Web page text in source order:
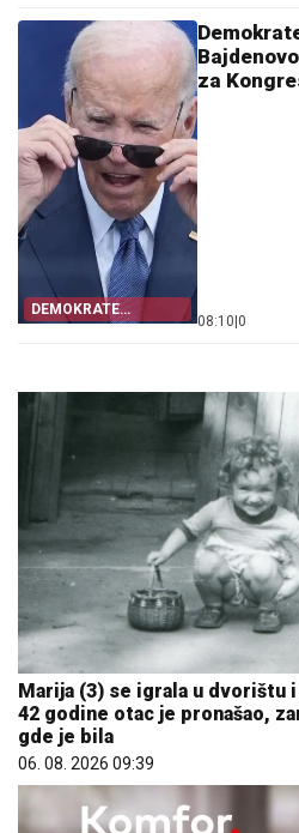
DEMOKRATE
STRAHUJU
za
08:10 0
Marija (3) se igrala u dvorištu
42 godine otac je pronašao,
gde je bila
06. 08. 2026 09:39